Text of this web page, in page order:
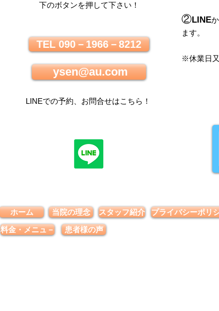
下のボタンを押して下さい！
TEL 090－1966－8212
ysen@au.com
LINEでの予約、お問合せはこちら ！
②LINEか
ます。
​※休業日
ホーム 当院の理念
スタッフ紹介
料金・メニュ－
患者様の声
プライバシーポリ